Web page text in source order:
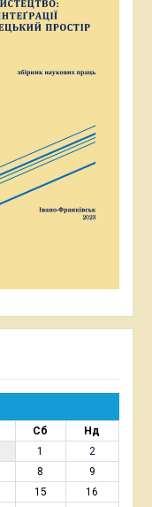
Сб
Нд
1
2
8
9
15
16